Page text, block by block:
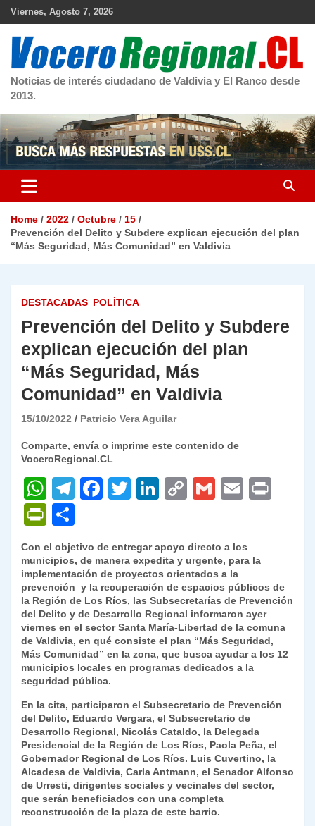
Skip
Viernes, Agosto 7, 2026
Noticias de interés ciudadano de Valdivia y El Ranco desde
2013.
Home 2022 Octubre
15
Prevención del Delito y Subdere explican ejecución del plan
“Más Seguridad, Más Comunidad” en Valdivia
DESTACADAS POLÍTICA
Prevención del Delito y Subdere
explican ejecución del plan
“Más Seguridad, Más
Comunidad” en Valdivia
15/10/2022 Patricio Vera Aguilar
Comparte, envía o imprime este contenido de
VoceroRegional.CL
W
h
at
s
A
p
p
T
gr
a
m
F
e
b
o
o
k
T
er
Li
e
dI
n
C
y
Li
n
k
G
l
E
l
P
ri
nt
Fr
ie
n
dl
y
o
m
p
ar
tir
Con el objetivo de entregar apoyo directo a los
municipios, de manera expedita y urgente, para la
implementación de proyectos orientados a la
prevención y la recuperación de espacios públicos de
la Región de Los Ríos, las Subsecretarías de Prevención
del Delito y de Desarrollo Regional informaron ayer
viernes en el sector Santa María-Libertad de la comuna
de Valdivia, en qué consiste el plan “Más Seguridad,
Más Comunidad” en la zona, que busca ayudar a los 12
municipios locales en programas dedicados a la
seguridad pública.
En la cita, participaron el Subsecretario de Prevención
del Delito, Eduardo Vergara, el Subsecretario de
Desarrollo Regional, Nicolás Cataldo, la Delegada
Presidencial de la Región de Los Ríos, Paola Peña, el
Gobernador Regional de Los Ríos. Luis Cuvertino, la
Alcadesa de Valdivia, Carla Antmann, el SenadorAlfonso
de Urresti, dirigentes sociales y vecinales del sector,
que serán beneficiados con una completa
reconstrucción de la plaza de este barrio.